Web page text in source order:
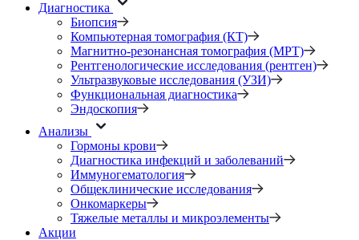
Диагностика
Биопсия
Компьютерная томография (КТ)
Магнитно-резонансная томография (МРТ)
Рентгенологические исследования (рентген)
Ультразвуковые исследования (УЗИ)
Функциональная диагностика
Эндоскопия
Анализы
Гормоны крови
Диагностика инфекций и заболеваний
Иммуногематология
Общеклинические исследования
Онкомаркеры
Тяжелые металлы и микроэлементы
Акции